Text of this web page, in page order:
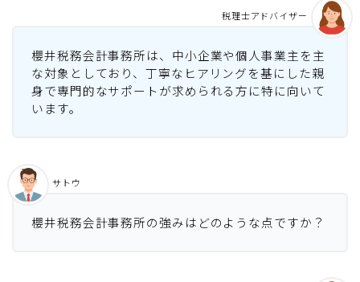
櫻井税務会計事務所は、中小企業や個人事業主を主
な対象としており、丁寧なヒアリングを基にした親
身で専門的なサポートが求められる方に特に向いて
います。
税理士アドバイザー
櫻井税務会計事務所の強みはどのような点ですか？
サトウ